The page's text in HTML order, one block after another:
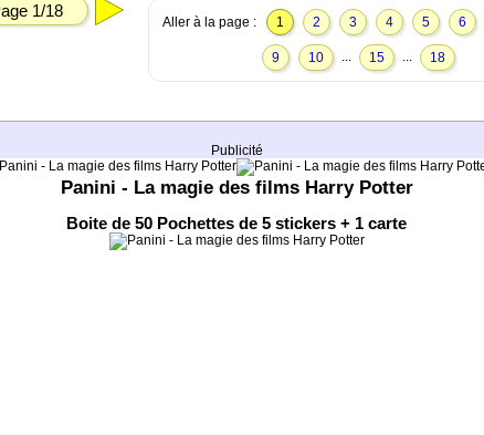
1/18
Aller à la page : 1 2 3 4 5 6
9 10 ... 15 ... 18
Publicité
Panini - La magie des films Harry Potter
Boite de 50 Pochettes de 5 stickers + 1 carte